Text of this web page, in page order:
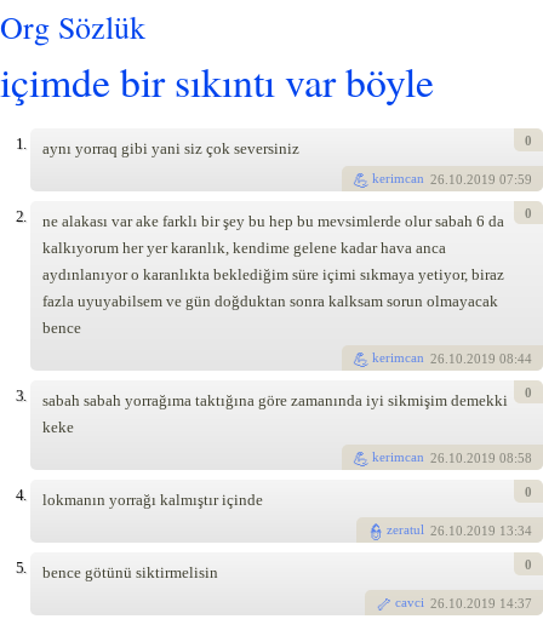
Org Sözlük
içimde bir sıkıntı var böyle
1. aynı yorraq gibi yani siz çok seversiniz
kerimcan 26.10.2019 07:59
0
2.
ne alakası var ake farklı bir şey bu hep bu mevsimlerde olur sabah 6 da
kalkıyorum her yer karanlık, kendime gelene kadar hava anca
aydınlanıyor o karanlıkta beklediğim süre içimi sıkmaya yetiyor, biraz
fazla uyuyabilsem ve gün doğduktan sonra kalksam sorun olmayacak
bence
kerimcan 26.10.2019 08:44
0
3.
sabah sabah yorrağıma taktığına göre zamanında iyi sikmişim demekki
keke
kerimcan 26.10.2019 08:58
0
4. lokmanın yorrağı kalmıştır içinde
zeratul 26.10.2019 13:34
0
5. bence götünü siktirmelisin
cavci 26.10.2019 14:37
0